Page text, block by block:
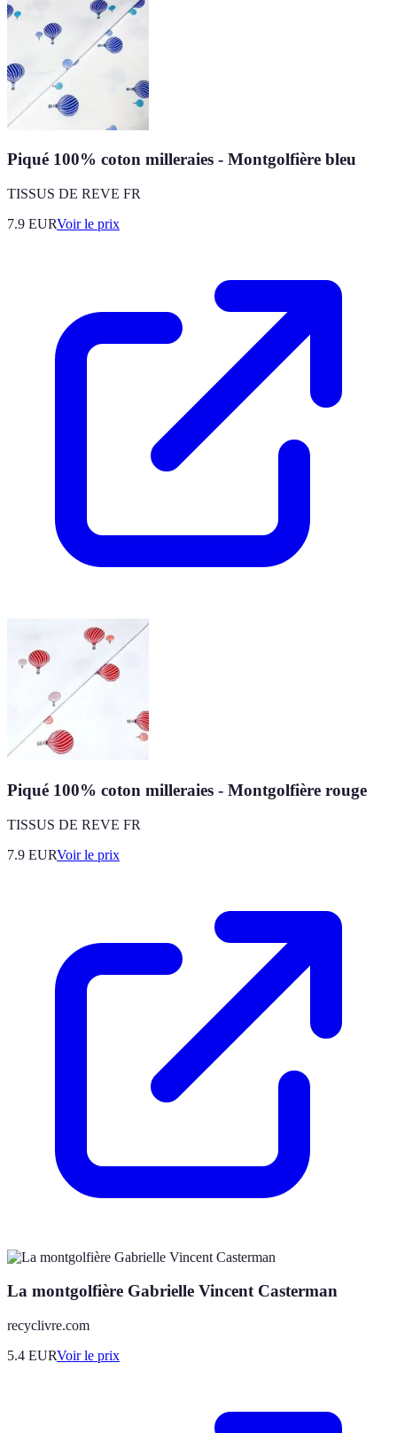
Piqué 100% coton milleraies - Montgolfière bleu
TISSUS DE REVE FR
7.9 EURVoir le prix
Piqué 100% coton milleraies - Montgolfière rouge
TISSUS DE REVE FR
7.9 EURVoir le prix
La montgolfière Gabrielle Vincent Casterman
recyclivre.com
5.4 EURVoir le prix